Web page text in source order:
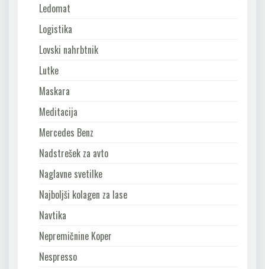
Ledomat
Logistika
Lovski nahrbtnik
Lutke
Maskara
Meditacija
Mercedes Benz
Nadstrešek za avto
Naglavne svetilke
Najboljši kolagen za lase
Navtika
Nepremičnine Koper
Nespresso